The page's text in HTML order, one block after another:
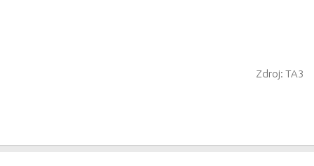
Zdroj: TA3